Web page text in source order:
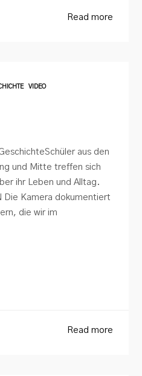
Read more
VIDEO
aus den
und Mitte treffen sich
ihr Leben und Alltag.
Die Kamera dokumentiert
die wir im
Read more